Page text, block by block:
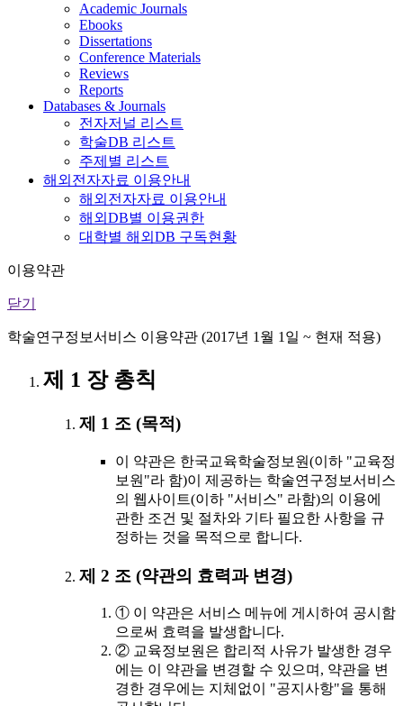
Academic Journals
Ebooks
Dissertations
Conference Materials
Reviews
Reports
Databases & Journals
전자저널 리스트
학술DB 리스트
주제별 리스트
해외전자자료 이용안내
해외전자자료 이용안내
해외DB별 이용권한
대학별 해외DB 구독현황
이용약관
닫기
학술연구정보서비스 이용약관 (2017년 1월 1일 ~ 현재 적용)
제 1 장 총칙
제 1 조 (목적)
이 약관은 한국교육학술정보원(이하 "교육정
보원"라 함)이 제공하는 학술연구정보서비스
의 웹사이트(이하 "서비스" 라함)의 이용에
관한 조건 및 절차와 기타 필요한 사항을 규
정하는 것을 목적으로 합니다.
제 2 조 (약관의 효력과 변경)
① 이 약관은 서비스 메뉴에 게시하여 공시함
으로써 효력을 발생합니다.
② 교육정보원은 합리적 사유가 발생한 경우
에는 이 약관을 변경할 수 있으며, 약관을 변
경한 경우에는 지체없이 "공지사항"을 통해